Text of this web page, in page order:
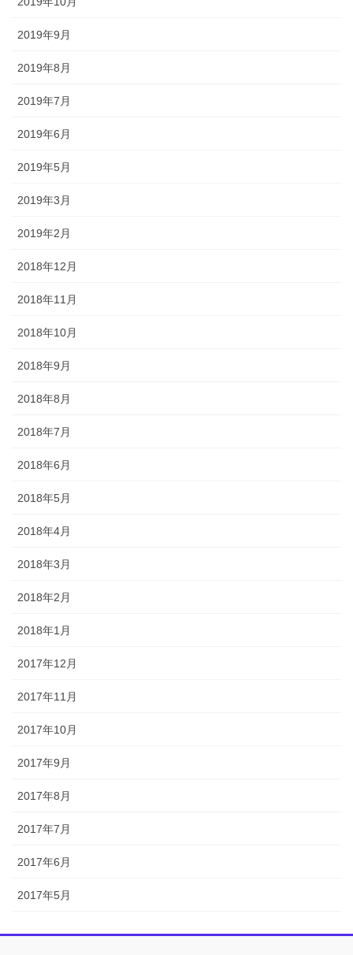
2019年9月
2019年8月
2019年7月
2019年6月
2019年5月
2019年3月
2019年2月
2018年12月
2018年11月
2018年10月
2018年9月
2018年8月
2018年7月
2018年6月
2018年5月
2018年4月
2018年3月
2018年2月
2018年1月
2017年12月
2017年11月
2017年10月
2017年9月
2017年8月
2017年7月
2017年6月
2017年5月